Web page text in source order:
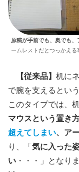
原稿が手前でも、奥でも
ームレストだとつっかえる
【従来品】 机に
で腕を支えるとい
このタイプでは、机
マウスという置き
超えてしまい、ア
り、「 気に入った
い ・・・」となり